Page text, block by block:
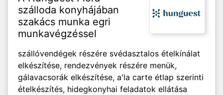
szálloda konyhájában
szakács munka egri
munkavégzéssel
szállóvendégek részére svédasztalos ételkínálat
elkészítése, rendezvények részére menük,
gálavacsorák elkészítése, a'la carte étlap szerinti
ételkészítés, hidegkonyhai feladatok ellátása